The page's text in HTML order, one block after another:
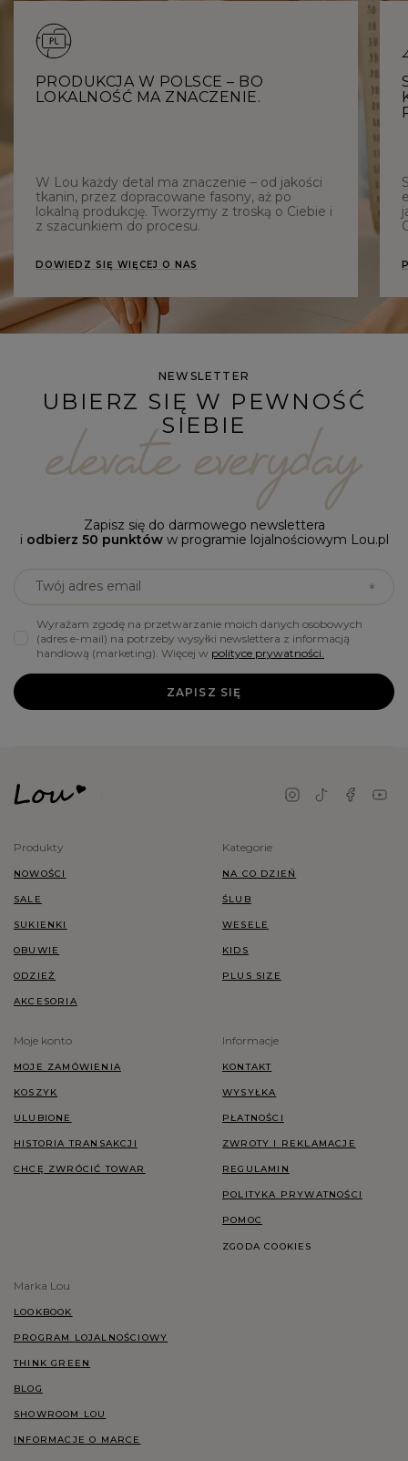
PRODUKCJA W POLSCE – BO
LOKALNOŚĆ MA ZNACZENIE.
W Lou każdy detal ma znaczenie – od jakości
tkanin, przez dopracowane fasony, aż po
lokalną produkcję. Tworzymy z troską o Ciebie i
z szacunkiem do procesu.
DOWIEDZ SIĘ WIĘCEJ O NAS
NEWSLETTER
UBIERZ SIĘ W PEWNOŚĆ
SIEBIE
Zapisz się do darmowego newslettera
i odbierz 50 punktóww programie lojalnościowym Lou.pl
Twój adres email
Wyrażam zgodę na przetwarzanie moich danych osobowych
(adres e-mail) na potrzeby wysyłki newslettera z informacją
handlową (marketing). Więcej w polityce prywatności.
ZAPISZ SIĘ
Produkty
NOWOŚCI
SALE
SUKIENKI
OBUWIE
ODZIEŻ
AKCESORIA
Kategorie
NA CO DZIEŃ
ŚLUB
WESELE
KIDS
PLUS SIZE
Moje konto
MOJE ZAMÓWIENIA
KOSZYK
ULUBIONE
HISTORIA TRANSAKCJI
CHCĘ ZWRÓCIĆ TOWAR
Informacje
KONTAKT
WYSYŁKA
PŁATNOŚCI
ZWROTY I REKLAMACJE
REGULAMIN
POLITYKA PRYWATNOŚCI
POMOC
ZGODA COOKIES
Marka Lou
LOOKBOOK
PROGRAM LOJALNOŚCIOWY
THINK GREEN
BLOG
SHOWROOM LOU
INFORMACJE O MARCE